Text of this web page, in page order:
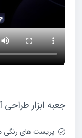
جعبه ابزار طراحی
پریست های